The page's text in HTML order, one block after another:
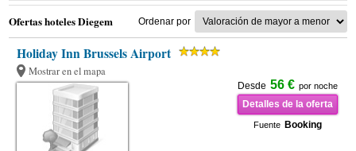
Ofertas hoteles Diegem Ordenar por
Holiday Inn Brussels Airport
Mostrar en el mapa
Desde 56 € por noche
Detalles de la oferta
Fuente Booking